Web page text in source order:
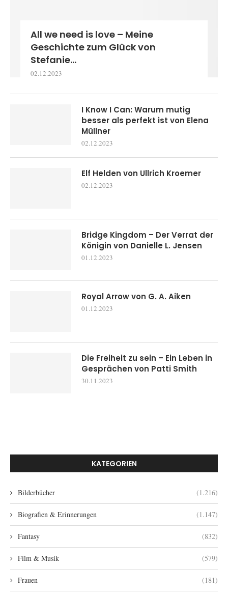
All we need is love – Meine
Geschichte zum Glück von
Stefanie...
02.12.2023
I Know I Can: Warum mutig
besser als perfekt ist von Elena
Müllner
02.12.2023
Elf Helden von Ullrich Kroemer
02.12.2023
Bridge Kingdom – Der Verrat der
Königin von Danielle L. Jensen
01.12.2023
Royal Arrow von G. A. Aiken
01.12.2023
Die Freiheit zu sein – Ein Leben in
Gesprächen von Patti Smith
30.11.2023
KATEGORIEN
Bilderbücher (1.216)
Biografien & Erinnerungen (1.147)
Fantasy (832)
Film & Musik (579)
Frauen (181)